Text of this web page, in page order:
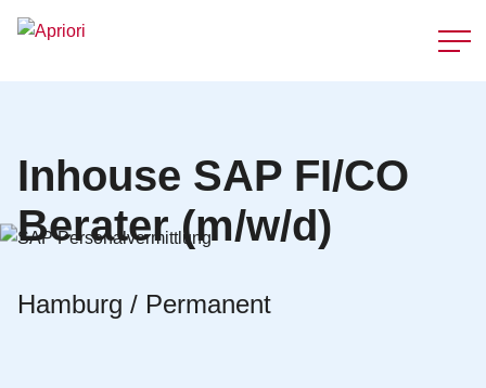
Inhouse SAP FI/CO
Berater (m/w/d)
Hamburg / Permanent